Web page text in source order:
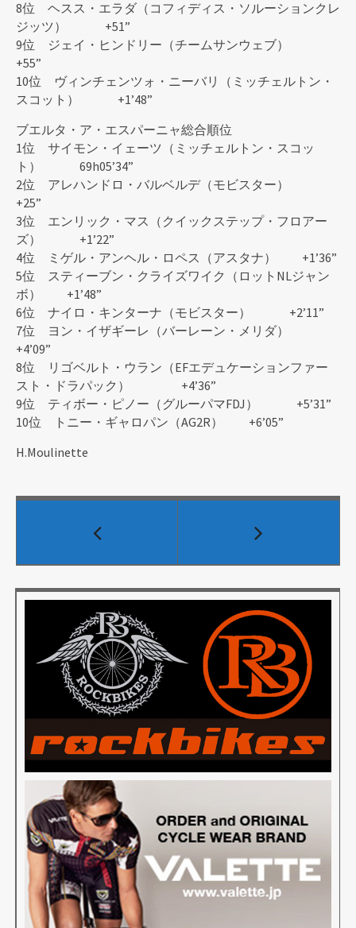
8位 ヘスス・エラダ（コフィディス・ソルーションクレ
ジッツ） +51”
9位 ジェイ・ヒンドリー（チームサンウェブ）
+55”
10位 ヴィンチェンツォ・ニーバリ（ミッチェルトン・
スコット） +1’48”
ブエルタ・ア・エスパーニャ総合順位
1位 サイモン・イェーツ（ミッチェルトン・スコッ
ト） 69h05’34”
2位 アレハンドロ・バルベルデ（モビスター）
+25”
3位 エンリック・マス（クイックステップ・フロアー
ズ） +1’22”
4位 ミゲル・アンヘル・ロペス（アスタナ） +1’36”
5位 スティーブン・クライズワイク（ロットNLジャン
ボ） +1’48”
6位 ナイロ・キンターナ（モビスター） +2’11”
7位 ヨン・イザギーレ（バーレーン・メリダ）
+4’09”
8位 リゴベルト・ウラン（EFエデュケーションファー
スト・ドラパック） +4’36”
9位 ティボー・ピノー（グルーパマFDJ） +5’31”
10位 トニー・ギャロパン（AG2R） +6’05”
H.Moulinette